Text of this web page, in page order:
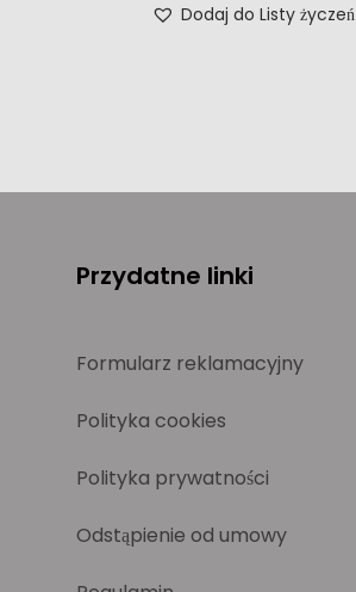
Dodaj do Listy życzeń
Przydatne linki
Formularz reklamacyjny
Polityka cookies
Polityka prywatności
Odstąpienie od umowy